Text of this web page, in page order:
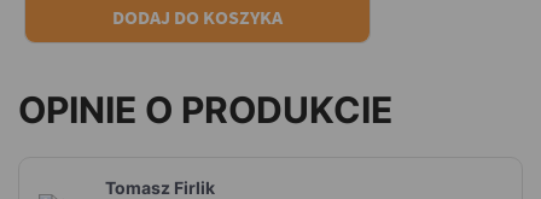
DODAJ DO KOSZYKA
OPINIE O PRODUKCIE
Tomasz Firlik